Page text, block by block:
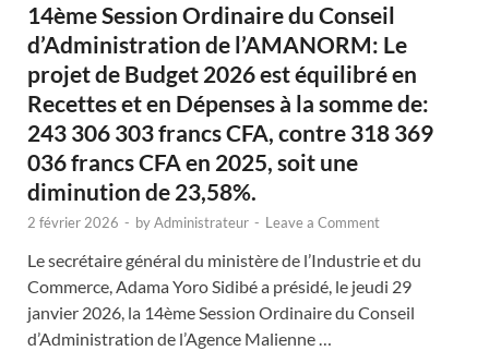
14ème Session Ordinaire du Conseil
d’Administration de l’AMANORM: Le
projet de Budget 2026 est équilibré en
Recettes et en Dépenses à la somme de:
243 306 303 francs CFA, contre 318 369
036 francs CFA en 2025, soit une
diminution de 23,58%.
2 février 2026 - byAdministrateur - Leave a Comment
Le secrétaire général du ministère de l’Industrie et du
Commerce, Adama Yoro Sidibé a présidé, le jeudi 29
janvier 2026, la 14ème Session Ordinaire du Conseil
d’Administration de l’Agence Malienne …